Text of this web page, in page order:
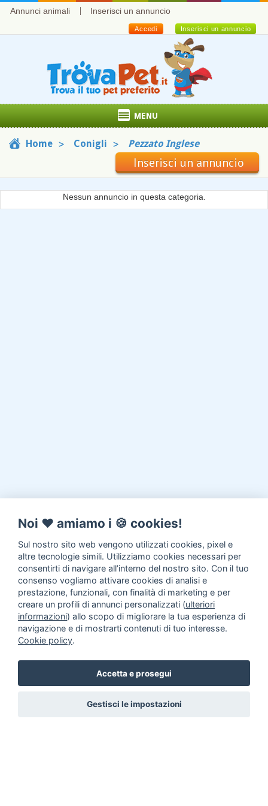
Annunci animali Inserisci un annuncio
Inserisci un annuncio
Accedi
MENU
Home Conigli Pezzato Inglese
Inserisci un annuncio
Nessun annuncio in questa categoria.
Noi ♥️ amiamo i 🍪 cookies!
Sul nostro sito web vengono utilizzati cookies, pixel e
altre tecnologie simili. Utilizziamo cookies necessari per
consentirti di navigare all’interno del nostro sito. Con il tuo
consenso vogliamo attivare cookies di analisi e
prestazione, funzionali, con finalità di marketing e per
creare un profili di annunci personalizzati (ulteriori
informazioni) allo scopo di migliorare la tua esperienza di
navigazione e di mostrarti contenuti di tuo interesse.
Cookie policy.
Accetta e prosegui
Gestisci le impostazioni